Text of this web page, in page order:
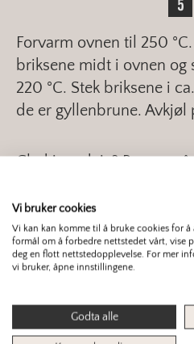
Forvarm ovnen til 250
briksene midt i ovnen og
220 °C. Stek briksene i
de er gyllenbrune. Avkjøl
Glad i surdeig? Prøv
Finn mer om samme
Vi bruker cookies
Vi kan kan komme til å bruke cookies for å
formål om å forbedre nettstedet vårt, vise
deg en flott nettstedopplevelse. For mer
vi bruker, åpne innstillingene.
Godta alle